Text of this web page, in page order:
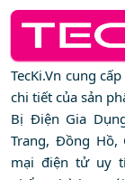
TecKi.Vn cung
chi tiết của sản
Bị Điện Gia
Trang, Đồng Hồ,
mại điện tử uy